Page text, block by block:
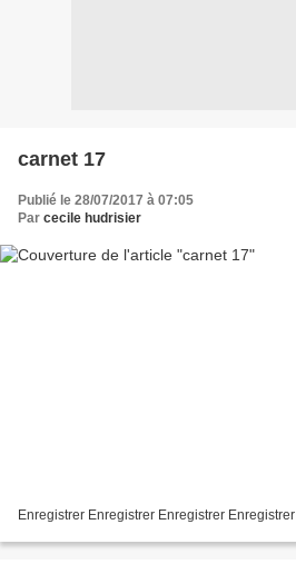
carnet 17
Publié le 28/07/2017 à 07:05
Par cecile hudrisier
Enregistrer Enregistrer Enregistrer Enregistrer